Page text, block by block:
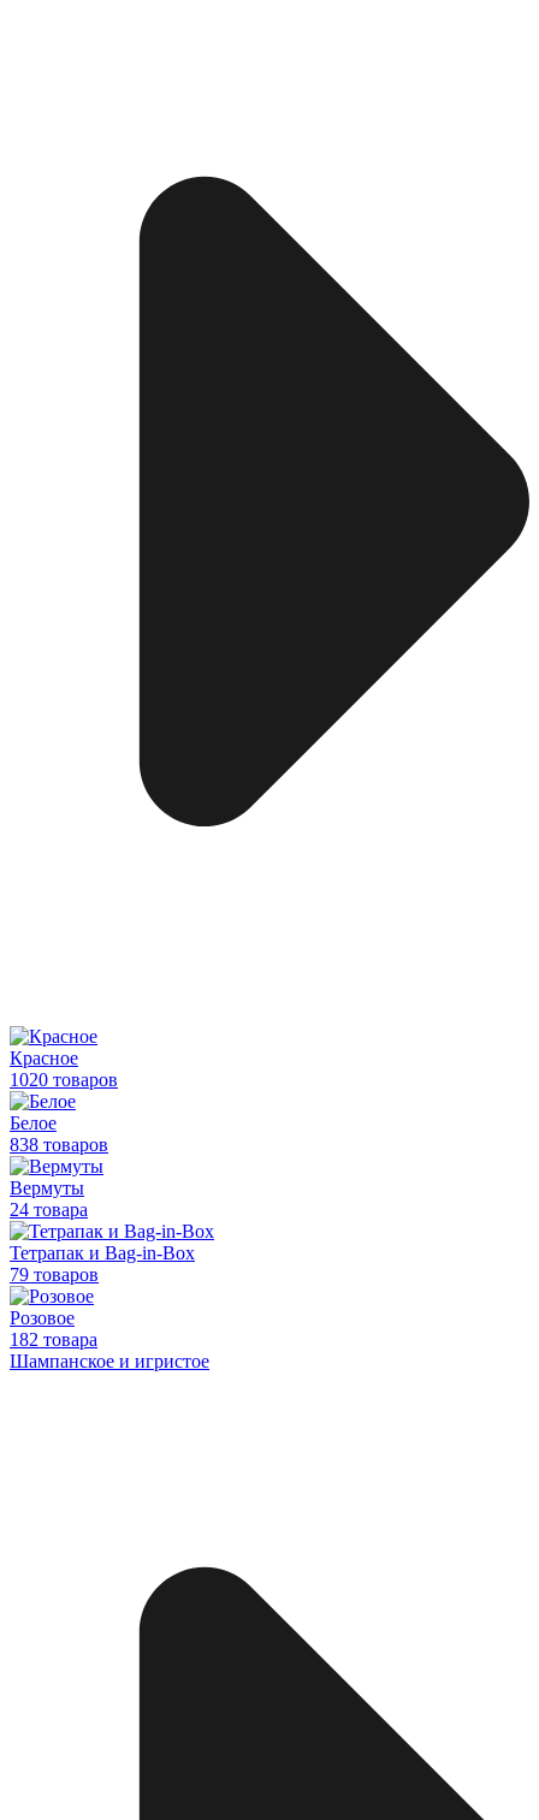
Красное
1020 товаров
Белое
838 товаров
Вермуты
24 товара
Тетрапак и Bag-in-Box
79 товаров
Розовое
182 товара
Шампанское и игристое